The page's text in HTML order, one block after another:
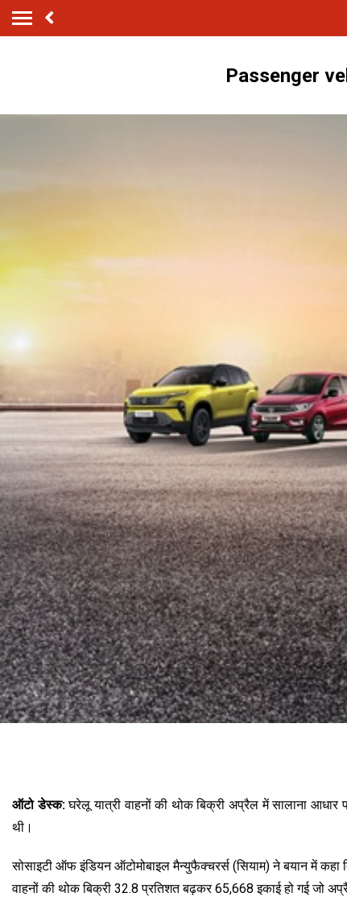
Passenger
ऑटो डेस्क:घरेलू यात्री वाहनों की थोक बिक्री अप्रैल में सालाना
थी।
सोसाइटी ऑफ इंडियन ऑटोमोबाइल मैन्युफैक्चरर्स (सियाम) ने बयान में कहा
वाहनों की थोक बिक्री 32.8 प्रतिशत बढ़कर 65,668 इकाई हो गई जो